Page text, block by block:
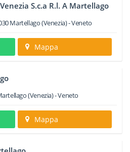
S.c.a R.l. A Martellago
Martellago(Venezia) -Veneto
Mappa
(Venezia) -Veneto
Mappa